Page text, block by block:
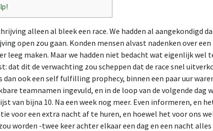
alleen al bleek een race. We hadden al aangekondigd
open zou gaan. Konden mensen alvast nadenken over een
leeg maken. Maar we hadden niet bedacht wat eigenlijk wel
dat dit de verwachting zou scheppen dat de race snel
dan ook een self fulfilling prophecy, binnen een paar uur
teamnamen ingevuld, en in de loop van de volgende dag
van bijna 10. Na een week nog meer. Even informeren, en
voor een extra nacht af te huren, en hoewel het voor ons
worden -twee keer achter elkaar een dag en een nacht